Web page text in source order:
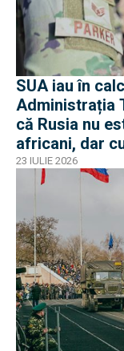
SUA iau în
Administrația
că Rusia nu
africani, dar
operaționale?
23 IULIE 2026